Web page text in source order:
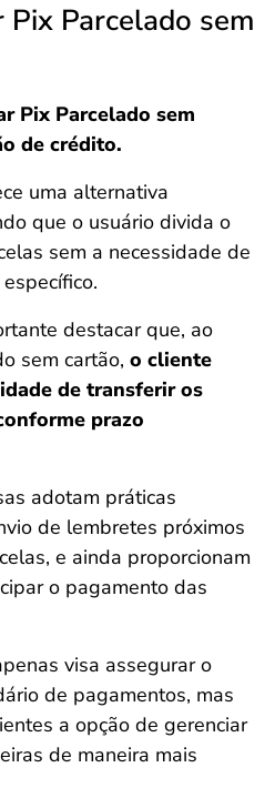
Parcelado sem
Pix Parcelado sem
de crédito.
uma alternativa
que o usuário divida o
sem a necessidade de
destacar que, ao
sem cartão, o cliente
de transferir os
prazo
adotam práticas
de lembretes próximos
e ainda proporcionam
o pagamento das
visa assegurar o
de pagamentos, mas
a opção de gerenciar
de maneira mais